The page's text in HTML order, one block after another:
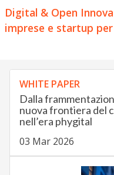
Digital & Open
imprese e startup
WHITE PAPER
Dalla
nuova frontiera del
nell’era phygital
03 Mar 2026